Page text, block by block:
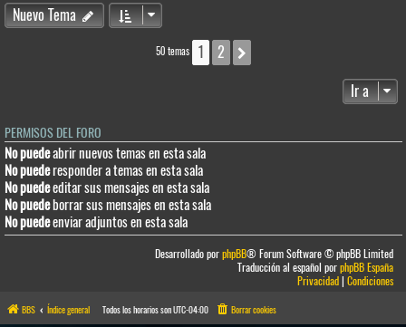
Nuevo Tema
50 temas 1 2
Ir a
PERMISOS DEL FORO
No puedeabrir nuevos temas en esta sala
No puederesponder a temas en esta sala
No puedeeditar sus mensajes en esta sala
No puedeborrar sus mensajes en esta sala
No puedeenviar adjuntos en esta sala
Desarrollado porphpBB® Forum Software © phpBB Limited
Traducción al español porphpBB España
Privacidad|Condiciones
BBS Índice general Todos los horarios sonUTC-04:00 Borrar cookies